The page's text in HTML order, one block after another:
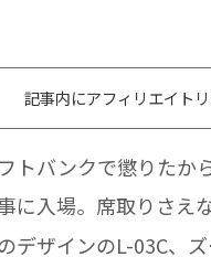
記事内にアフィリエイト
トバンクで懲りたか
に入場。席取りさえ
デザインのL-03C、